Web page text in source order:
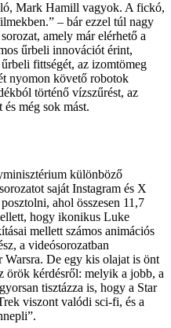
Mark Hamill vagyok. A fickó,
– bár ezzel túl nagy
amely már elérhető a
űrbeli innovációt érint,
fittségét, az izomtömeg
nyomon követő robotok
történő vízszűrést, az
és még sok mást.
különböző
saját Instagram és X
ahol összesen 11,7
hogy ikonikus Luke
mellett számos animációs
a videósorozatban
Warsra. De egy kis olajat is önt
örök kérdésről: melyik a jobb, a
tisztázza is, hogy a Star
viszont valódi sci-fi, és a